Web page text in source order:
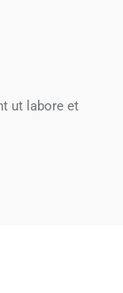
ut labore et